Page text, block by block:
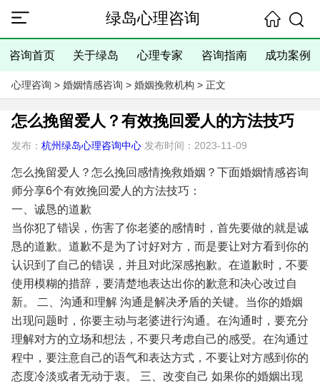
绿岛心理咨询
咨询首页 关于绿岛 心理专家 咨询指南 成功案例
心理咨询 > 婚姻情感咨询 > 婚姻挽救机构 > 正文
怎么挽留爱人？有效挽回爱人的方法技巧
发布： 杭州绿岛心理咨询中心发布时间：2023-11-09
怎么挽留爱人？怎么挽回感情挽救婚姻？下面婚姻情感咨询
师分享6个有效挽回爱人的方法技巧：
一、诚恳的道歉
当你犯了错误，伤害了你老婆的感情时，首先要做的就是诚
恳的道歉。道歉不是为了讨好对方，而是要让对方看到你的
认识到了自己的错误，并且对此深感抱歉。在道歉时，不要
使用模糊的措辞，要清楚地表达出你的歉意和决心改过自
新。
二、沟通和理解沟通是解决矛盾的关键。当你的婚姻
出现问题时，你要主动与老婆进行沟通。在沟通时，要充分
理解对方的立场和想法，不要只考虑自己的感受。在沟通过
程中，要注意自己的语气和表达方式，不要让对方感到你的
态度冷淡或者无动于衷。
三、改变自己 如果你的婚姻出现